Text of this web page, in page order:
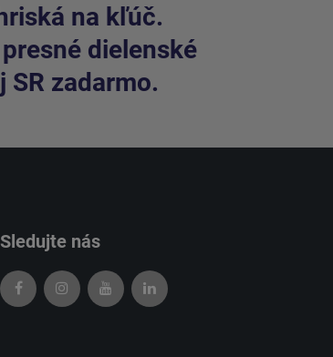
na kľúč.
dielenské
zadarmo.
Sledujte nás